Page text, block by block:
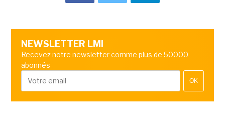
NEWSLETTER LMI
Recevez notre newsletter comme plus de 50000
abonnés
OK